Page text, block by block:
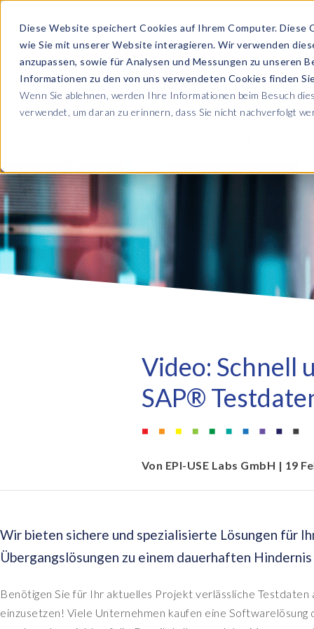
Diese Website speichert Cookies auf Ihrem Computer. Diese
wie Sie mit unserer Website interagieren. Wir verwenden
anzupassen, sowie für Analysen und Messungen zu unseren
Informationen zu den von uns verwendeten Cookies finden
Wenn Sie ablehnen, werden Ihre Informationen beim Besuch
verwendet, um daran zu erinnern, dass Sie nicht nachverfolgt
PRODUKTE
Datenschutz & Sicherheit
Data Privacy Suite
Data Secure™
Data Disclose™
(GRC) mit Soterion
Testdatenmanagement
Data Sync Manager™
Data Sync Manager™ Object
Builder™
SAP HCM & Payroll
Transformation mit PRISM™
SAP® SuccessFactors®
Integration Monitoring
Service Paket
HCM
Beratung für SAP®
SuccessFactors® und Services
Lösung für SAP®
SuccessFactors®
Lesen Sie alle
Lernen Sie von
E-Books,
Entdecken Sie
Videos
Verbessern Sie
ÜBER UNS
Wer wir sind
Unsere Kultur
Karriere
Video: Schnell
SAP®
Von EPI-USE Labs GmbH | 19
Wir bieten sichere und spezialisierte Lösungen für
Übergangslösungen zu einem dauerhaften
Benötigen Sie für Ihr aktuelles Projekt verlässliche Testdaten
einzusetzen! Viele Unternehmen kaufen eine